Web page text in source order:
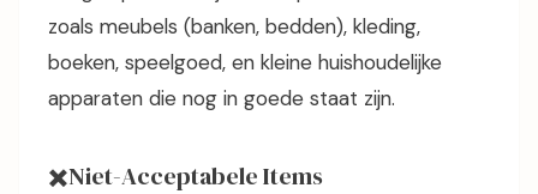
zoals meubels (banken, bedden), kleding,
boeken, speelgoed, en kleine huishoudelijke
apparaten die nog in goede staat zijn.
✖️Niet-Acceptabele Items